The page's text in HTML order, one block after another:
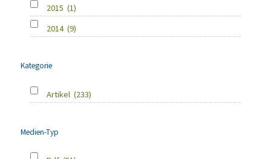
2015 (1)
2014 (9)
Kategorie
Artikel (233)
Medien-Typ